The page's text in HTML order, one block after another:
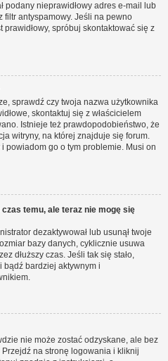
podany nieprawidłowy adres e-mail lub
filtr antyspamowy. Jeśli na pewno
spróbuj skontaktować się z
sprawdź czy twoja nazwa użytkownika
skontaktuj się z właścicielem
Istnieje też prawdopodobieństwo, że
witryny, na której znajduje się forum.
powiadom go o tym problemie. Musi on
temu, ale teraz nie mogę się
dezaktywował lub usunął twoje
bazy danych, cyklicznie usuwa
dłuższy czas. Jeśli tak się stało,
bardziej aktywnym i
nie może zostać odzyskane, ale bez
na stronę logowania i kliknij